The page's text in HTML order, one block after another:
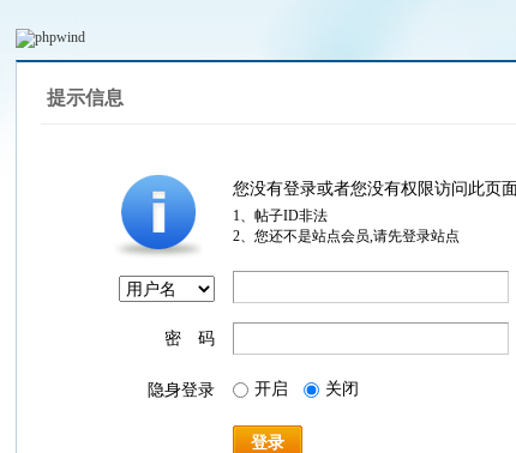
提示信息
您没有登录或者您没有权限访问此页
1、帖子ID非法
2、您还不是站点会员,请先登录站点
密 码
隐身登录 开启 关闭
登录